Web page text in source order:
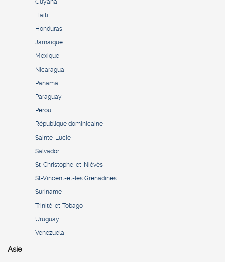
Guyana
Haïti
Honduras
Jamaïque
Mexique
Nicaragua
Panamá
Paraguay
Pérou
République dominicaine
Sainte-Lucie
Salvador
St-Christophe-et-Niévès
St-Vincent-et-les Grenadines
Suriname
Trinité-et-Tobago
Uruguay
Venezuela
Asie